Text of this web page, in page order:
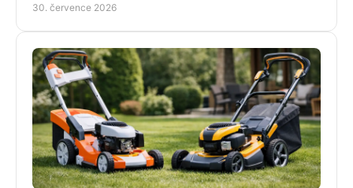
30. července 2026